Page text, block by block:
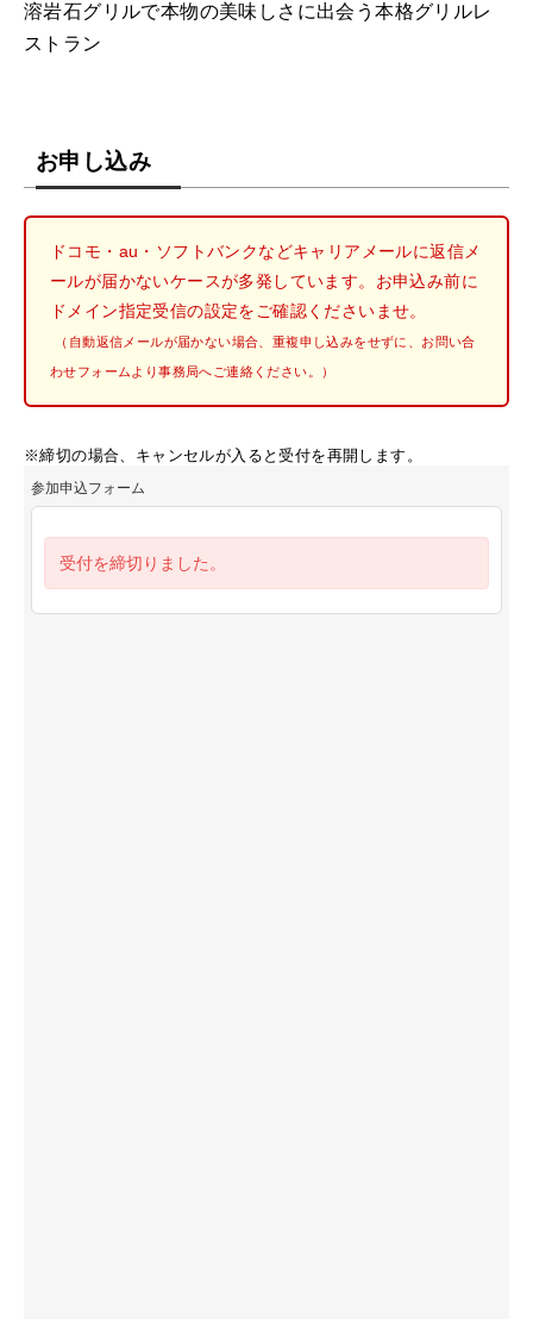
溶岩石グリルで本物の美味しさに出会う本格グリルレ
ストラン
お申し込み
ドコモ・au・ソフトバンクなどキャリアメールに返信メ
ールが届かないケースが多発しています。お申込み前に
ドメイン指定受信の設定をご確認くださいませ。
（自動返信メールが届かない場合、重複申し込みをせずに、お問い合
わせフォームより事務局へご連絡ください。）
※締切の場合、キャンセルが入ると受付を再開します。